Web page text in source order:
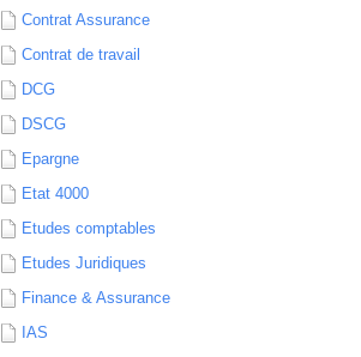
Contrat Assurance
Contrat de travail
DCG
DSCG
Epargne
Etat 4000
Etudes comptables
Etudes Juridiques
Finance & Assurance
IAS